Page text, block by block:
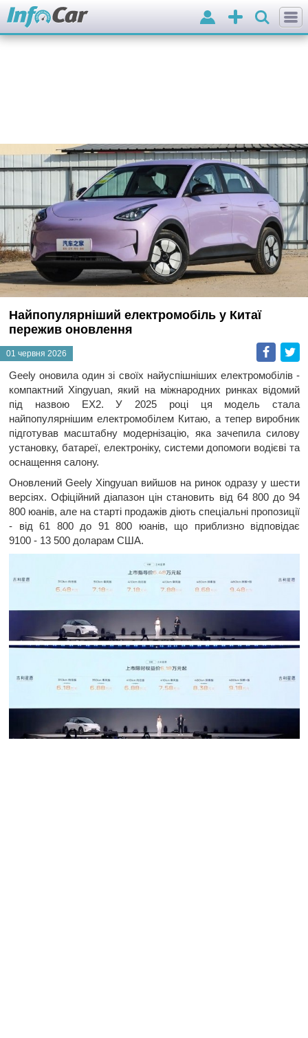
Додати
оголошення
Вхід
Найпопулярніший електромобіль у Китаї
пережив оновлення
01 червня 2026
Geely оновила один зі своїх найуспішніших електромобілів -
компактний Xingyuan, який на міжнародних ринках відомий
під назвою EX2. У 2025 році ця модель стала
найпопулярнішим електромобілем Китаю, а тепер виробник
підготував масштабну модернізацію, яка зачепила силову
установку, батареї, електроніку, системи допомоги водієві та
оснащення салону.
Оновлений Geely Xingyuan вийшов на ринок одразу у шести
версіях. Офіційний діапазон цін становить від 64 800 до 94
800 юанів, але на старті продажів діють спеціальні пропозиції
- від 61 800 до 91 800 юанів, що приблизно відповідає
9100 - 13 500 доларам США.